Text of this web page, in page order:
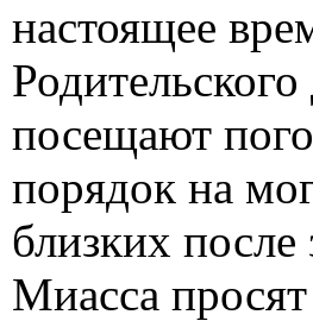
настоящее
посещают
порядок на
близких
Миасса